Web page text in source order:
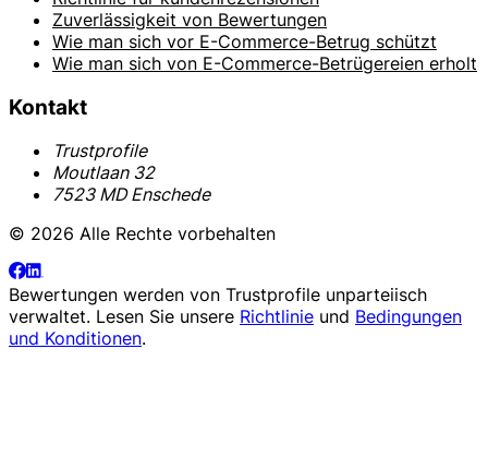
Zuverlässigkeit von Bewertungen
Wie man sich vor E-Commerce-Betrug schützt
Wie man sich von E-Commerce-Betrügereien erholt
Kontakt
Trustprofile
Moutlaan 32
7523 MD Enschede
© 2026 Alle Rechte vorbehalten
Bewertungen werden von Trustprofile unparteiisch
verwaltet. Lesen Sie unsere Richtlinie und Bedingungen
und Konditionen.